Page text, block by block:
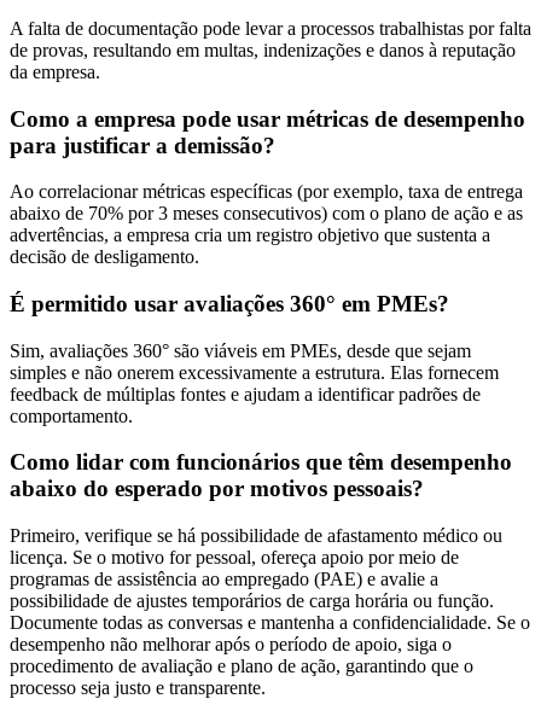
A falta de documentação pode levar a processos trabalhistas por falta
de provas, resultando em multas, indenizações e danos à reputação
da empresa.
Como a empresa pode usar métricas de desempenho
para justificar a demissão?
Ao correlacionar métricas específicas (por exemplo, taxa de entrega
abaixo de 70% por 3 meses consecutivos) com o plano de ação e as
advertências, a empresa cria um registro objetivo que sustenta a
decisão de desligamento.
É permitido usar avaliações 360° em PMEs?
Sim, avaliações 360° são viáveis em PMEs, desde que sejam
simples e não onerem excessivamente a estrutura. Elas fornecem
feedback de múltiplas fontes e ajudam a identificar padrões de
comportamento.
Como lidar com funcionários que têm desempenho
abaixo do esperado por motivos pessoais?
Primeiro, verifique se há possibilidade de afastamento médico ou
licença. Se o motivo for pessoal, ofereça apoio por meio de
programas de assistência ao empregado (PAE) e avalie a
possibilidade de ajustes temporários de carga horária ou função.
Documente todas as conversas e mantenha a confidencialidade. Se o
desempenho não melhorar após o período de apoio, siga o
procedimento de avaliação e plano de ação, garantindo que o
processo seja justo e transparente.